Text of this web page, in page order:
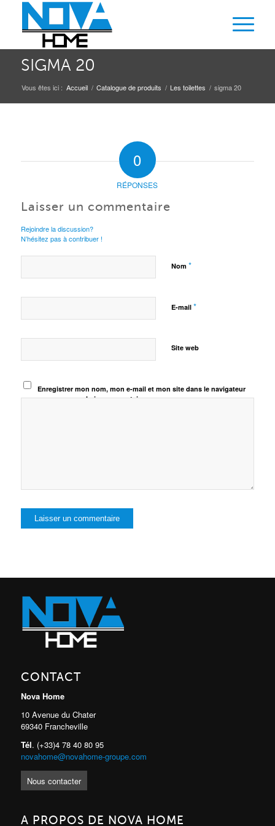
SIGMA 20
Vous êtes ici : Accueil / Catalogue de produits / Les toilettes / sigma 20
0
RÉPONSES
Laisser un commentaire
Rejoindre la discussion?
N’hésitez pas à contribuer !
Nom *
E-mail *
Site web
Enregistrer mon nom, mon e-mail et mon site dans le navigateur
pour mon prochain commentaire.
CONTACT
Nova Home
10 Avenue du Chater
69340 Francheville
Tél. (+33)4 78 40 80 95
novahome@novahome-groupe.com
Nous contacter
A PROPOS DE NOVA HOME